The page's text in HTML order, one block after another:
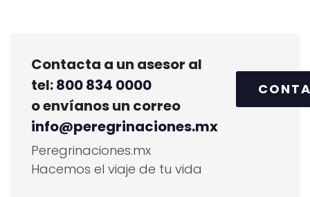
Contacta a un asesor al
tel:800 834 0000
o envíanos un correo
info@peregrinaciones.mx
Peregrinaciones.mx
Hacemos el viaje de tu vida